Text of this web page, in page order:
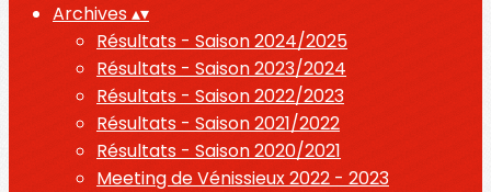
Archives▴▾
Résultats - Saison 2024/2025
Résultats - Saison 2023/2024
Résultats - Saison 2022/2023
Résultats - Saison 2021/2022
Résultats - Saison 2020/2021
Meeting de Vénissieux 2022 - 2023